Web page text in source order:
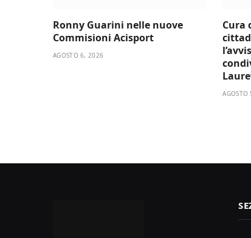
Ronny Guarini nelle nuove
Commisioni Acisport
AGOSTO 6, 2026
Cura